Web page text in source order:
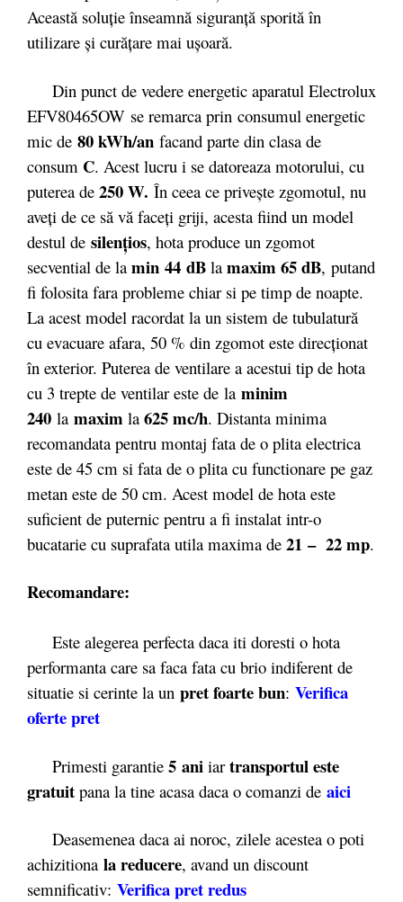
Această soluţie înseamnă siguranţă sporită în
utilizare şi curăţare mai uşoară.
Din punct de vedere energetic aparatul Electrolux
EFV80465OW se remarca prin consumul energetic
mic de 80 kWh/an facand parte din clasa de
consum C. Acest lucru i se datoreaza motorului, cu
puterea de 250 W. În ceea ce priveşte zgomotul, nu
aveţi de ce să vă faceţi griji, acesta fiind un model
destul de silenţios, hota produce un zgomot
secvential de la min 44 dB la maxim 65 dB, putand
fi folosita fara probleme chiar si pe timp de noapte.
La acest model racordat la un sistem de tubulatură
cu evacuare afara, 50 % din zgomot este direcționat
în exterior. Puterea de ventilare a acestui tip de hota
cu 3 trepte de ventilar este de la minim
240 la maxim la 625 mc/h. Distanta minima
recomandata pentru montaj fata de o plita electrica
este de 45 cm si fata de o plita cu functionare pe gaz
metan este de 50 cm. Acest model de hota este
suficient de puternic pentru a fi instalat intr-o
bucatarie cu suprafata utila maxima de 21 – 22 mp.
Recomandare:
Este alegerea perfecta daca iti doresti o hota
performanta care sa faca fata cu brio indiferent de
situatie si cerinte la un pret foarte bun: Verifica
oferte pret
Primesti garantie 5 ani iar transportul este
gratuit pana la tine acasa daca o comanzi de aici
Deasemenea daca ai noroc, zilele acestea o poti
achizitiona la reducere, avand un discount
semnificativ: Verifica pret redus